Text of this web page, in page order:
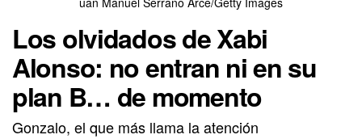
Los olvidados de Xabi
Alonso: no entran ni en su
plan B… de momento
Gonzalo, el que más llama la atención